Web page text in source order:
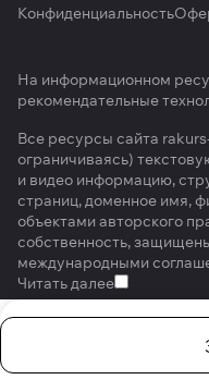
Конфиденциальность
На информационном
рекомендательные
Все ресурсы сайта
ограничиваясь)
и видео информацию,
страниц, доменное имя,
объектами авторского
собственность,
международными
Читать далее